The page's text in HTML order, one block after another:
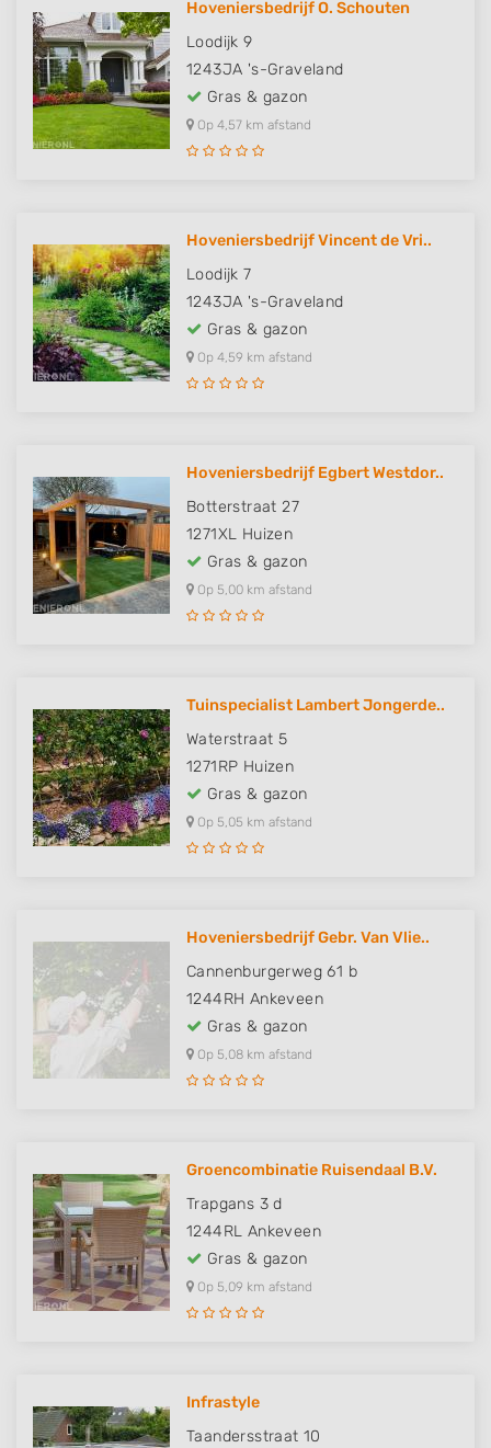
Hoveniersbedrijf O. Schouten
Loodijk 9
1243JA 's-Graveland
Gras & gazon
Op 4,57 km afstand
Hoveniersbedrijf Vincent de Vri..
Loodijk 7
1243JA 's-Graveland
Gras & gazon
Op 4,59 km afstand
Hoveniersbedrijf Egbert Westdor..
Botterstraat 27
1271XL Huizen
Gras & gazon
Op 5,00 km afstand
Tuinspecialist Lambert Jongerde..
Waterstraat 5
1271RP Huizen
Gras & gazon
Op 5,05 km afstand
Hoveniersbedrijf Gebr. Van Vlie..
Cannenburgerweg 61 b
1244RH Ankeveen
Gras & gazon
Op 5,08 km afstand
Groencombinatie Ruisendaal B.V.
Trapgans 3 d
1244RL Ankeveen
Gras & gazon
Op 5,09 km afstand
Infrastyle
Taandersstraat 10